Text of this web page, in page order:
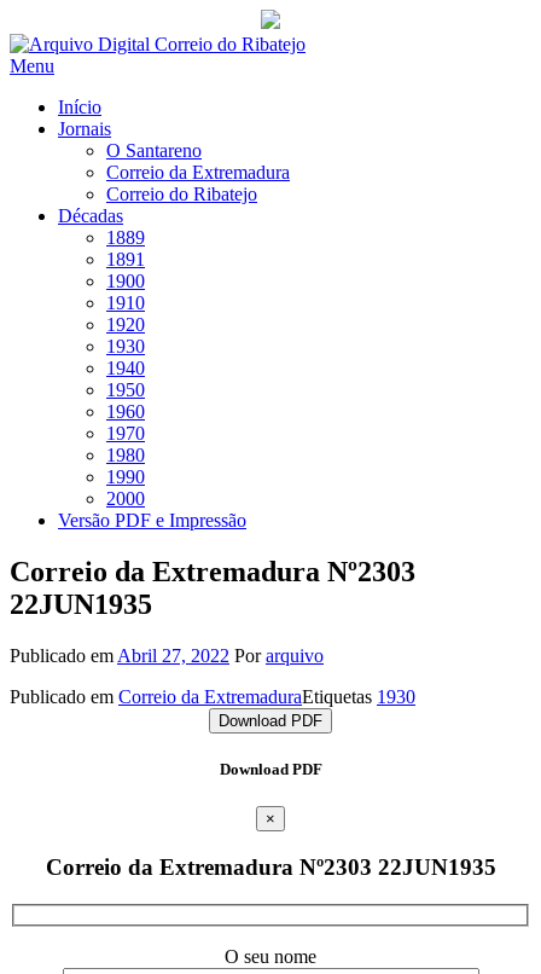
Saltar
para
Menu
Início
Jornais
O Santareno
Correio da Extremadura
Correio do Ribatejo
Décadas
1889
1891
1900
1910
1920
1930
1940
1950
1960
1970
1980
1990
2000
Versão PDF e Impressão
Correio da Extremadura Nº2303
22JUN1935
Publicado em Abril 27, 2022 Porarquivo
Publicado em Correio da ExtremaduraEtiquetas 1930
Download PDF
Download PDF
×
Correio da Extremadura Nº2303 22JUN1935
O seu nome